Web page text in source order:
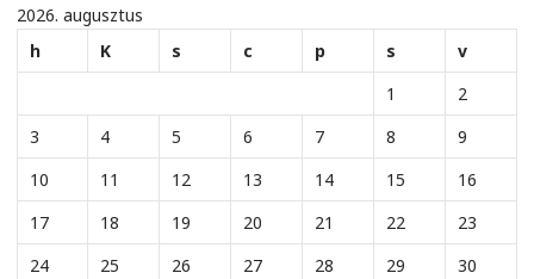
2026. augusztus
h
K s c p s
v
1
2
3
4 5 6 7 8
9
10
11 12 13 14 15
16
17
18 19 20 21 22
23
24
25 26 27 28 29
30